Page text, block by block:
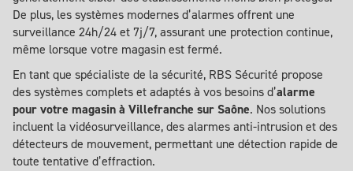
De plus, les systèmes modernes d’alarmes offrent une
surveillance 24h/24 et 7j/7, assurant une protection continue,
même lorsque votre magasin est fermé.
En tant que spécialiste de la sécurité, RBS Sécurité propose
des systèmes complets et adaptés à vos besoins d’alarme
pour votre magasin à Villefranche sur Saône. Nos solutions
incluent la vidéosurveillance, des alarmes anti-intrusion et des
détecteurs de mouvement, permettant une détection rapide de
toute tentative d’effraction.